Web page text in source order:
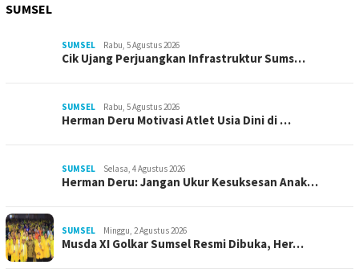
SUMSEL
SUMSEL Rabu, 5 Agustus 2026
Cik Ujang Perjuangkan Infrastruktur Sums…
SUMSEL Rabu, 5 Agustus 2026
Herman Deru Motivasi Atlet Usia Dini di …
SUMSEL Selasa, 4 Agustus 2026
Herman Deru: Jangan Ukur Kesuksesan Anak…
SUMSEL Minggu, 2 Agustus 2026
Musda XI Golkar Sumsel Resmi Dibuka, Her…